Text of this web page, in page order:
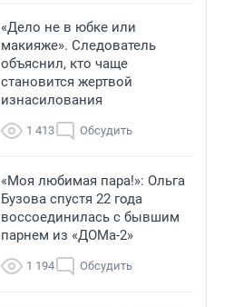
«Дело не в юбке или
макияже». Следователь
объяснил, кто чаще
становится жертвой
изнасилования
1 413 Обсудить
«Моя любимая пара!»: Ольга
Бузова спустя 22 года
воссоединилась с бывшим
парнем из «ДОМа-2»
1 194 Обсудить